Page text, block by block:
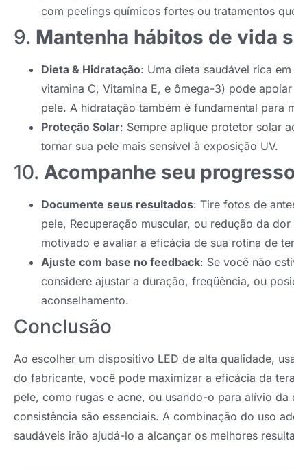
com peelings químicos fortes ou tratamentos
9. Mantenha hábitos de vida
Dieta & Hidratação: Uma dieta saudável rica
vitamina C, Vitamina E, e ômega-3) pode
pele. A hidratação também é fundamental para
Proteção Solar: Sempre aplique protetor solar
tornar sua pele mais sensível à exposição UV.
10. Acompanhe seu progresso
Documente seus resultados: Tire fotos de
pele, Recuperação muscular, ou redução da
motivado e avaliar a eficácia de sua rotina de
Ajuste com base no feedback: Se você não
considere ajustar a duração, freqüência, ou
aconselhamento.
Conclusão
Ao escolher um dispositivo LED de alta qualidade,
do fabricante, você pode maximizar a eficácia da
pele, como rugas e acne, ou usando-o para alívio
consistência são essenciais. A combinação do uso
saudáveis ​​irão ajudá-lo a alcançar os melhores